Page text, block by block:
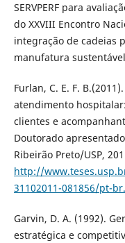
SERVPERF para
do XXVIII Encontro
integração de cadeias
manufatura
Furlan, C. E. F.
atendimento
clientes e
Doutorado
Ribeirão Preto/USP,
http://
31102011-081856/pt-
Garvin, D. A. (1992).
estratégica e